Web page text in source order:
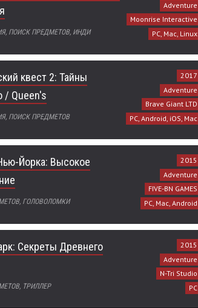
ПОИСК ПРЕДМЕТОВ, ИНДИ
Adventure
Moonrise Interactive
PC, Mac, Linux
квест 2: Тайны
/ Queen's
ПОИСК ПРЕДМЕТОВ
2017
Adventure
Brave Giant LTD
PC, Android, iOS, Mac
Йорка: Высокое
ГОЛОВОЛОМКИ
2015
Adventure
FIVE-BN GAMES
PC, Mac, Android
Секреты Древнего
ТРИЛЛЕР
2015
Adventure
N-Tri Studio
PC